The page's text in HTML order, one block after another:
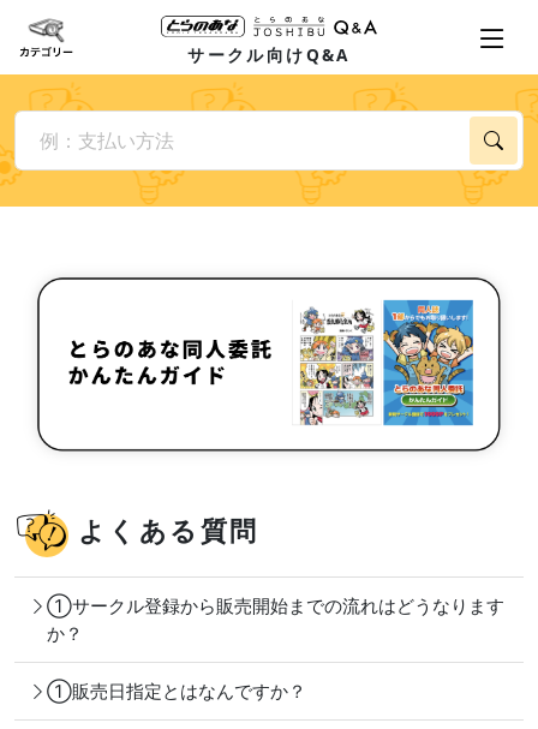
サークル向けQ&A
よくある質問
①サークル登録から販売開始までの流れはどうなります
か？
①販売日指定とはなんですか？